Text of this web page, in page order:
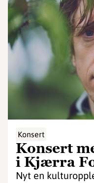
Konsert
Konsert
i Kjærra
Nyt en